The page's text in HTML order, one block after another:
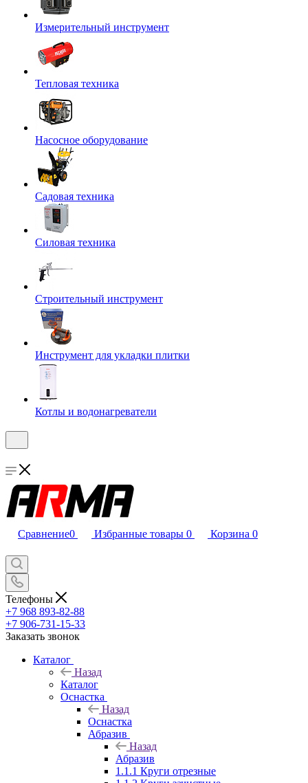
Измерительный инструмент
Тепловая техника
Насосное оборудование
Садовая техника
Силовая техника
Строительный инструмент
Инструмент для укладки плитки
Котлы и водонагреватели
Сравнение0 Избранные товары 0 Корзина 0
Телефоны
+7 968 893-82-88
+7 906-731-15-33
Заказать звонок
Каталог
Назад
Каталог
Оснастка
Назад
Оснастка
Абразив
Назад
Абразив
1.1.1 Круги отрезные